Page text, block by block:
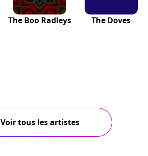
The Boo Radleys The Doves
Voir tous les artistes